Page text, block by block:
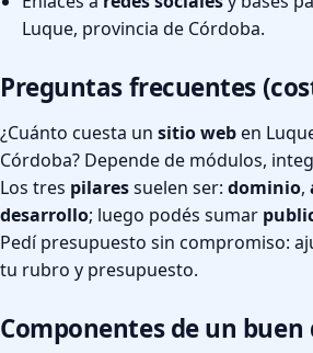
Luque, provincia de Córdoba.
Preguntas frecuentes
¿Cuánto cuesta un sitio weben
Córdoba? Depende de módulos,
Los tres pilaressuelen ser: dominio,
desarrollo; luego podés sumar
Pedí presupuesto sin compromiso:
tu rubro y presupuesto.
Componentes de un buen